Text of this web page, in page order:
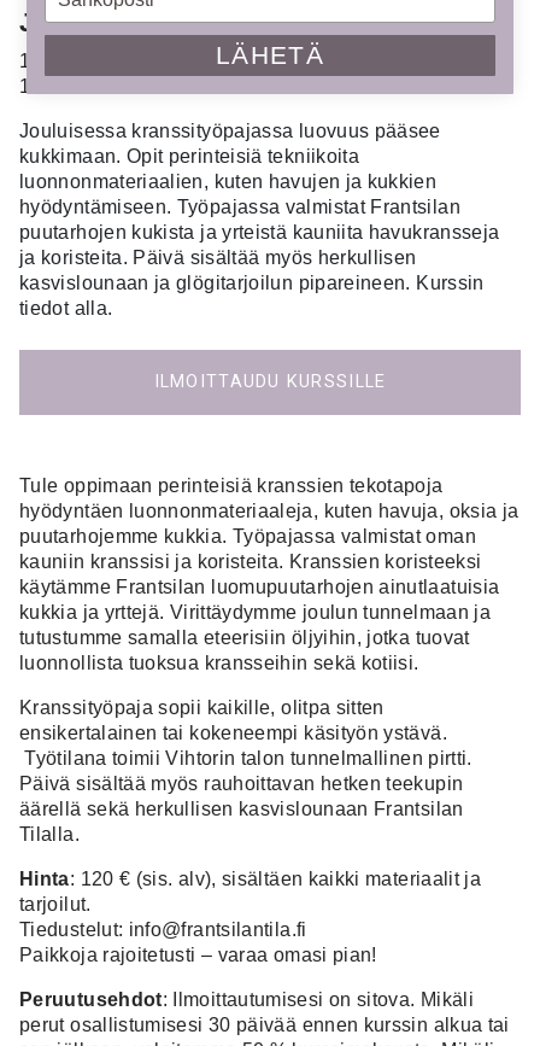
Joulukranssi -työpaja
14.12.2024
10.00 - 16.00
Jouluisessa kranssityöpajassa luovuus pääsee
kukkimaan. Opit perinteisiä tekniikoita
luonnonmateriaalien, kuten havujen ja kukkien
hyödyntämiseen. Työpajassa valmistat Frantsilan
puutarhojen kukista ja yrteistä kauniita havukransseja
ja koristeita. Päivä sisältää myös herkullisen
kasvislounaan ja glögitarjoilun pipareineen. Kurssin
tiedot alla.
ILMOITTAUDU KURSSILLE
Tule oppimaan perinteisiä kranssien tekotapoja
hyödyntäen luonnonmateriaaleja, kuten havuja, oksia ja
puutarhojemme kukkia. Työpajassa valmistat oman
kauniin kranssisi ja koristeita. Kranssien koristeeksi
käytämme Frantsilan luomupuutarhojen ainutlaatuisia
kukkia ja yrttejä. Virittäydymme joulun tunnelmaan ja
tutustumme samalla eteerisiin öljyihin, jotka tuovat
luonnollista tuoksua kransseihin sekä kotiisi.
Kranssityöpaja sopii kaikille, olitpa sitten
ensikertalainen tai kokeneempi käsityön ystävä.
Työtilana toimii Vihtorin talon tunnelmallinen pirtti.
Päivä sisältää myös rauhoittavan hetken teekupin
äärellä sekä herkullisen kasvislounaan Frantsilan
Tilalla.
Hinta: 120 € (sis. alv), sisältäen kaikki materiaalit ja
tarjoilut.
Tiedustelut: info@frantsilantila.fi
Paikkoja rajoitetusti – varaa omasi pian!
Peruutusehdot: Ilmoittautumisesi on sitova. Mikäli
perut osallistumisesi 30 päivää ennen kurssin alkua tai
LÄHETÄ